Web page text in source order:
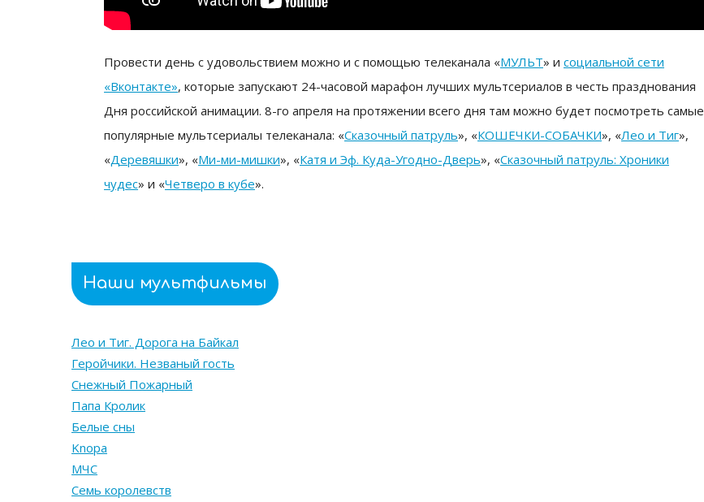
Провести день с удовольствием можно и с помощью телеканала «МУЛЬТ» и социальной сети
«Вконтакте», которые запускают 24-часовой марафон лучших мультсериалов в честь празднования
Дня российской анимации. 8-го апреля на протяжении всего дня там можно будет посмотреть самые
популярные мультсериалы телеканала: «Сказочный патруль», «КОШЕЧКИ-СОБАЧКИ», «Лео и Тиг»,
«Деревяшки», «Ми-ми-мишки», «Катя и Эф. Куда-Угодно-Дверь», «Сказочный патруль: Хроники
чудес» и «Четверо в кубе».
Наши мультфильмы
Лео и Тиг. Дорога на Байкал
Геройчики. Незваный гость
Снежный Пожарный
Папа Кролик
Белые сны
Knopa
МЧС
Семь королевств